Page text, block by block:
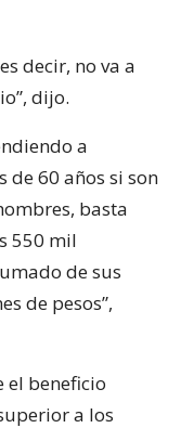
decir, no va a
dijo.
a
de 60 años si son
basta
550 mil
de sus
de pesos”,
el beneficio
a los